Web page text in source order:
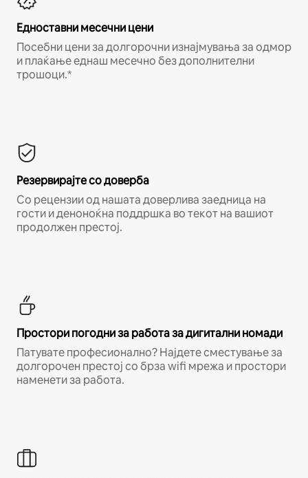
Едноставни месечни цени
Посебни цени за долгорочни изнајмувања за одмор
и плаќање еднаш месечно без дополнителни
трошоци.*
Резервирајте со доверба
Со рецензии од нашата доверлива заедница на
гости и деноноќна поддршка во текот на вашиот
продолжен престој.
Простори погодни за работа за дигитални номади
Патувате професионално? Најдете сместување за
долгорочен престој со брза wifi мрежа и простори
наменети за работа.